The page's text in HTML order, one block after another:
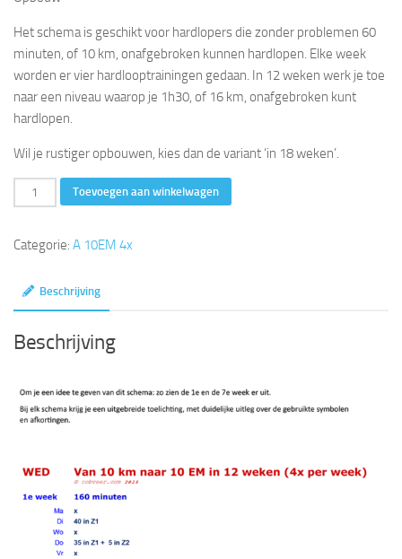
Het schema is geschikt voor hardlopers die zonder problemen 60
minuten, of 10 km, onafgebroken kunnen hardlopen. Elke week
worden er vier hardlooptrainingen gedaan. In 12 weken werk je toe
naar een niveau waarop je 1h30, of 16 km, onafgebroken kunt
hardlopen.
Wil je rustiger opbouwen, kies dan de variant ‘in 18 weken’.
km
10
weken
week)
aantal
Toevoegen aan winkelwagen
Categorie: A 10EM 4x
Beschrijving
Beschrijving